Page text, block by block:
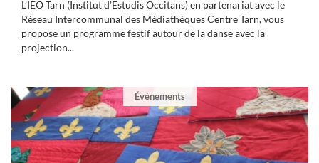
L’IEO Tarn (Institut d’Estudis Occitans) en partenariat avec le
Réseau Intercommunal des Médiathèques Centre Tarn, vous
propose un programme festif autour de la danse avec la
projection...
Événements